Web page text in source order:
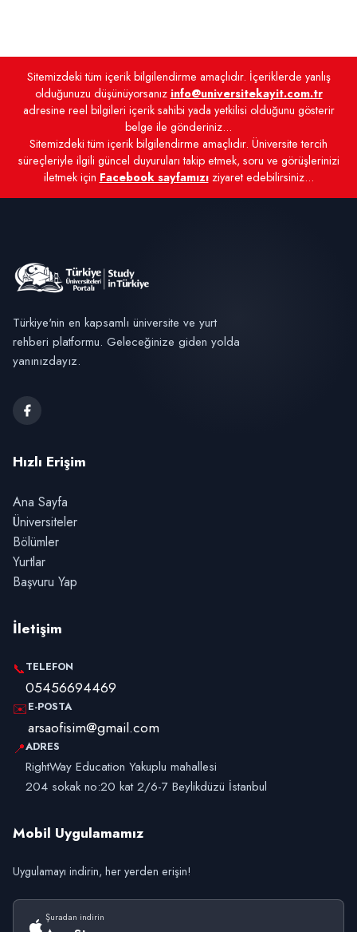
Sitemizdeki tüm içerik bilgilendirme amaçlıdır. İçeriklerde yanlış
olduğunuzu düşünüyorsanız info@universitekayit.com.tr
adresine reel bilgileri içerik sahibi yada yetkilisi olduğunu gösterir
belge ile gönderiniz...
Sitemizdeki tüm içerik bilgilendirme amaçlıdır. Üniversite tercih
süreçleriyle ilgili güncel duyuruları takip etmek, soru ve görüşlerinizi
iletmek için Facebook sayfamızıziyaret edebilirsiniz...
Türkiye'nin en kapsamlı üniversite ve yurt
rehberi platformu. Geleceğinize giden yolda
yanınızdayız.
Hızlı Erişim
Ana Sayfa
Üniversiteler
Bölümler
Yurtlar
Başvuru Yap
İletişim
📞TELEFON
05456694469
✉️E-POSTA
arsaofisim@gmail.com
📍ADRES
RightWay Education Yakuplu mahallesi
204 sokak no:20 kat 2/6-7 Beylikdüzü İstanbul
Mobil Uygulamamız
Uygulamayı indirin, her yerden erişin!
Şuradan indirin